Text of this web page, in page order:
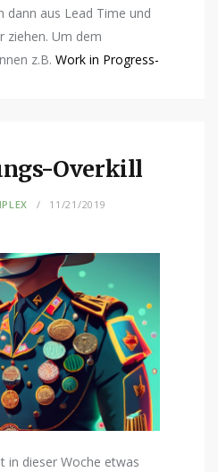
dann aus Lead Time und
ziehen. Um dem
z.B. Work in Progress-
Overkill
11/21/2019
in dieser Woche etwas